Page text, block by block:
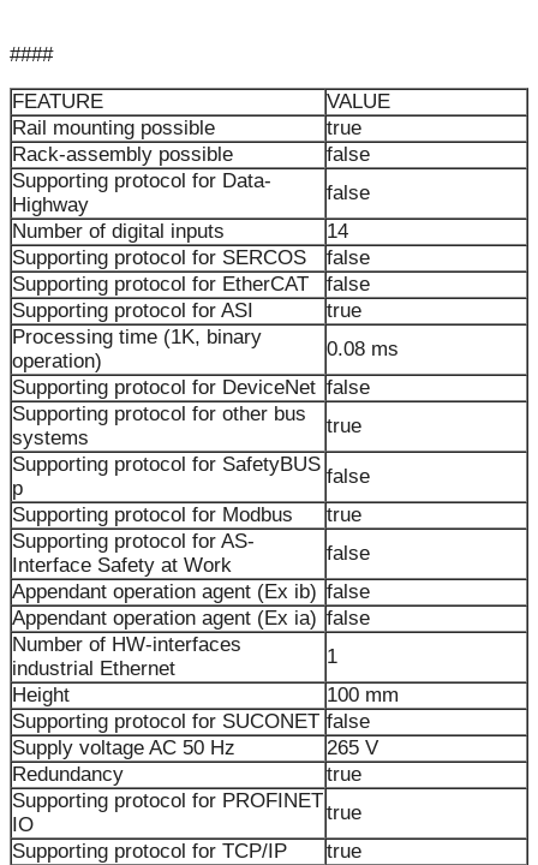
####
FEATURE
VALUE
Rail mounting possible
true
Rack-assembly possible
false
Supporting protocol for Data-
Highway
false
Number of digital inputs
14
Supporting protocol for SERCOS
false
Supporting protocol for EtherCAT
false
Supporting protocol for ASI
true
Processing time (1K, binary
operation)
0.08 ms
Supporting protocol for DeviceNet false
Supporting protocol for other bus
systems
true
Supporting protocol for SafetyBUS
p
false
Supporting protocol for Modbus
true
Supporting protocol for AS-
Interface Safety at Work
false
Appendant operation agent (Ex ib) false
Appendant operation agent (Ex ia) false
Number of HW-interfaces
industrial Ethernet
1
Height
100 mm
Supporting protocol for SUCONET false
Supply voltage AC 50 Hz
265 V
Redundancy
true
Supporting protocol for PROFINET
IO
true
Supporting protocol for TCP/IP
true